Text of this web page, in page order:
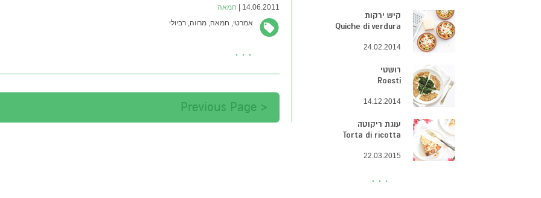
קיש ירקות
Quiche di verdura
24.02.2014
רושטי
Roesti
14.12.2014
עוגת ריקוטה
Torta di ricotta
22.03.2015
14.06.2011 |
חמאה
אמרטי, חמאה, מרווה, רביולי
< Previous Page